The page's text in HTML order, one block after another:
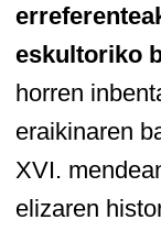
eskultoriko
horren
eraikinaren
XVI.
elizaren